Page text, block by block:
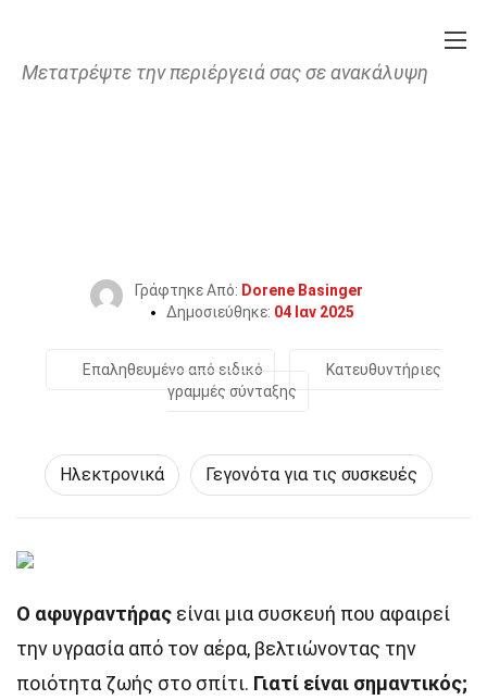
Μετατρέψτε την περιέργειά σας σε ανακάλυψη
Γράφτηκε Από: Dorene Basinger
Δημοσιεύθηκε: 04 Ιαν 2025
Επαληθευμένο από ειδικό
Κατευθυντήριες
γραμμές σύνταξης
Ηλεκτρονικά Γεγονότα για τις συσκευές
Ο αφυγραντήρας είναι μια συσκευή που αφαιρεί
την υγρασία από τον αέρα, βελτιώνοντας την
ποιότητα ζωής στο σπίτι. Γιατί είναι σημαντικός;